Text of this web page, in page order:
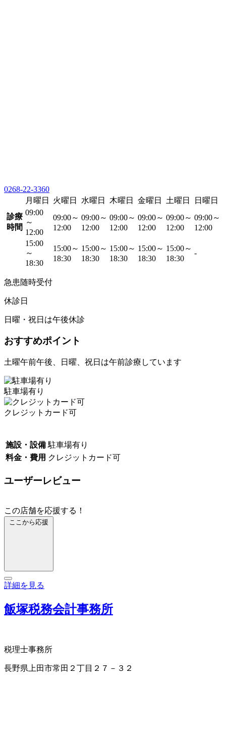
0268-22-3360
月曜日
火曜日 水曜日 木曜日 金曜日 土曜日
日曜日
診療
時間
09:00
～
12:00
09:00～
12:00
09:00～
12:00
09:00～
12:00
09:00～
12:00
09:00～
12:00
09:00～
12:00
15:00
～
18:30
15:00～
18:30
15:00～
18:30
15:00～
18:30
15:00～
18:30
15:00～
18:30
-
急患随時受付
休診日
日曜・祝日は午後休診
おすすめポイント
土曜午前午後、日曜、祝日は午前診療しています
駐車場有り
クレジットカード可
施設・設備 駐車場有り
料金・費用 クレジットカード可
ユーザーレビュー
この店舗を応援する！
ここから応援
詳細を見る
飯塚税務会計事務所
税理士事務所
長野県上田市常田２丁目２７－３２